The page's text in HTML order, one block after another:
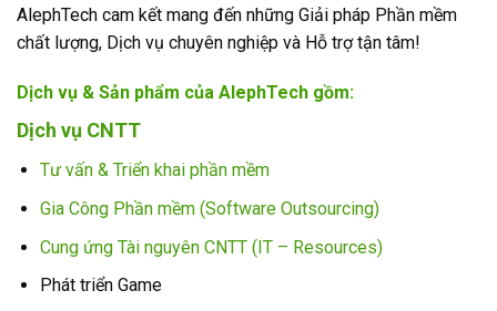
AlephTech cam kết mang đến những Giải pháp Phần mềm
chất lượng, Dịch vụ chuyên nghiệp và Hỗ trợ tận tâm!
Dịch vụ & Sản phẩm của AlephTech gồm:
Dịch vụ CNTT
Tư vấn & Triển khai phần mềm
Gia Công Phần mềm (Software Outsourcing)
Cung ứng Tài nguyên CNTT (IT – Resources)
Phát triển Game